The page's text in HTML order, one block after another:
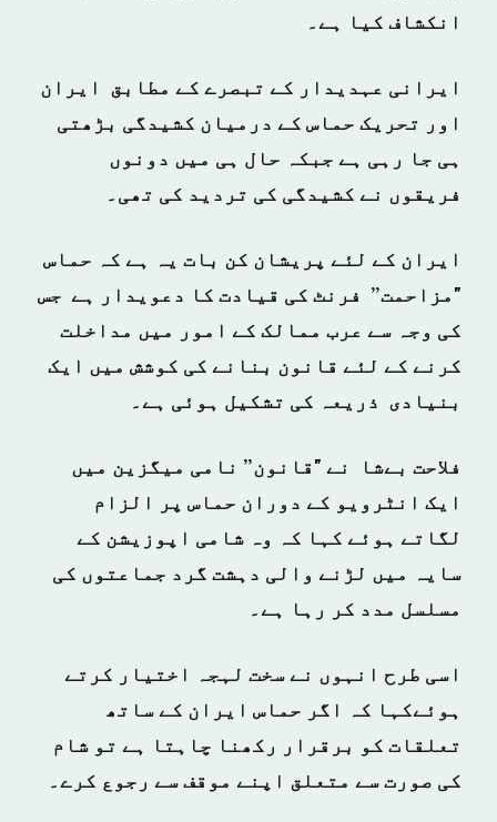
انکشاف کیا ہے۔
ایرانی عہدیدار کے تبصرے کے مطابق ایران
اور تحریک حماس کے درمیان کشیدگی بڑھتی
ہی جا رہی ہے جبکہ حال ہی میں دونوں
فریقوں نے کشیدگی کی تردید کی تھی۔
ایران کے لئے پریشان کن بات یہ ہے کہ حماس
"مزاحمت” فرنٹ کی قیادت کا دعویدار ہے جس
کی وجہ سے عرب ممالک کے امور میں مداخلت
کرنے کے لئے قانون بنانے کی کوشش میں ایک
بنیادی ذریعہ کی تشکیل ہوئی ہے۔
فلاحت بےشا نے "قانون” نامی میگزین میں
ایک انٹرویو کے دوران حماس پر الزام
لگاتے ہوئے کہا کہ وہ شامی اپوزیشن کے
سایہ میں لڑنے والی دہشت گرد جماعتوں کی
مسلسل مدد کر رہا ہے۔
اسی طرح انہوں نے سخت لہجہ اختیار کرتے
ہوئےکہا کہ اگر
حماس ایران کے ساتھ
تعلقات کو برقرار رکھنا چاہتا ہے تو شام
کی صورت سے متعلق اپنے موقف سے رجوع کرے۔